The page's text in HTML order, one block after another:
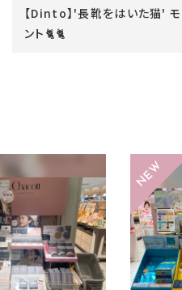
【Dinto】'長靴をはいた猫' モ
ント🐈🐈